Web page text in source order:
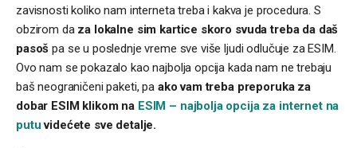
zavisnosti koliko nam interneta treba i kakva je procedura. S
obzirom da za lokalne sim kartice skoro svuda treba da daš
pasoš pa se u poslednje vreme sve više ljudi odlučuje za ESIM.
Ovo nam se pokazalo kao najbolja opcija kada nam ne trebaju
baš neograničeni paketi, pa ako vam treba preporuka za
dobar ESIM klikom na ESIM – najbolja opcija za internet na
putu videćete sve detalje.